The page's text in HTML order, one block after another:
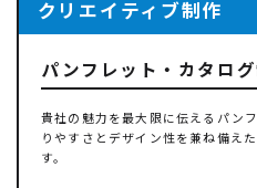
クリエイティブ制作
パンフレット・カタロ
貴社の魅力を最大限に伝えるパン
りやすさとデザイン性を兼ね備え
す。